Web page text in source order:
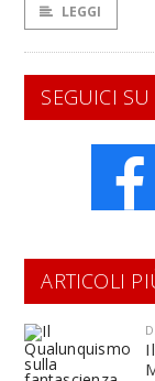
LEGGI
SEGUICI SU
ARTICOLI